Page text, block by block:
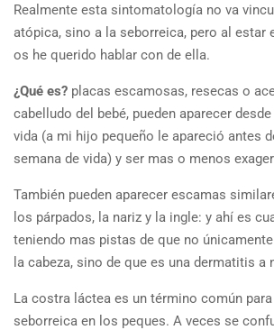
Realmente esta sintomatología no va
atópica, sino a la seborreica, pero al estar
os he querido hablar con de ella.
¿Qué es? placas escamosas, resecas o
cabelludo del bebé, pueden aparecer
vida (a mi hijo pequeño le apareció antes
semana de vida) y ser mas o menos
También pueden aparecer escamas
los párpados, la nariz y la ingle: y ahí es
teniendo mas pistas de que no
la cabeza, sino de que es una dermatitis a
La costra láctea es un término común
seborreica en los peques. A veces se